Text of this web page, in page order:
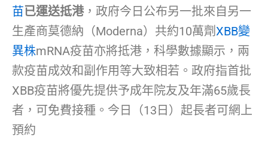
苗已運送抵港，政府今日公布另一批來自另一
生產商莫德納（Moderna）共約10萬劑XBB變
異株mRNA疫苗亦將抵港，科學數據顯示，兩
款疫苗成效和副作用等大致相若。政府指首批
XBB疫苗將優先提供予成年院友及年滿65歲長
者，可免費接種。今日（13日）起長者可網上
預約